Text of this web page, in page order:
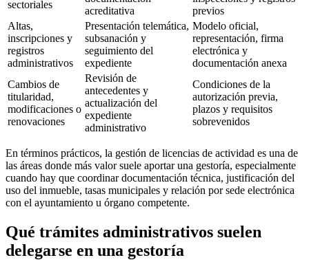
sectoriales
acreditativa
previos
Altas,
inscripciones y
registros
administrativos
Presentación telemática,
subsanación y
seguimiento del
expediente
Modelo oficial,
representación, firma
electrónica y
documentación anexa
Cambios de
titularidad,
modificaciones o
renovaciones
Revisión de
antecedentes y
actualización del
expediente
administrativo
Condiciones de la
autorización previa,
plazos y requisitos
sobrevenidos
En términos prácticos, la gestión de licencias de actividad es una de
las áreas donde más valor suele aportar una gestoría, especialmente
cuando hay que coordinar documentación técnica, justificación del
uso del inmueble, tasas municipales y relación por sede electrónica
con el ayuntamiento u órgano competente.
Qué trámites administrativos suelen
delegarse en una gestoría